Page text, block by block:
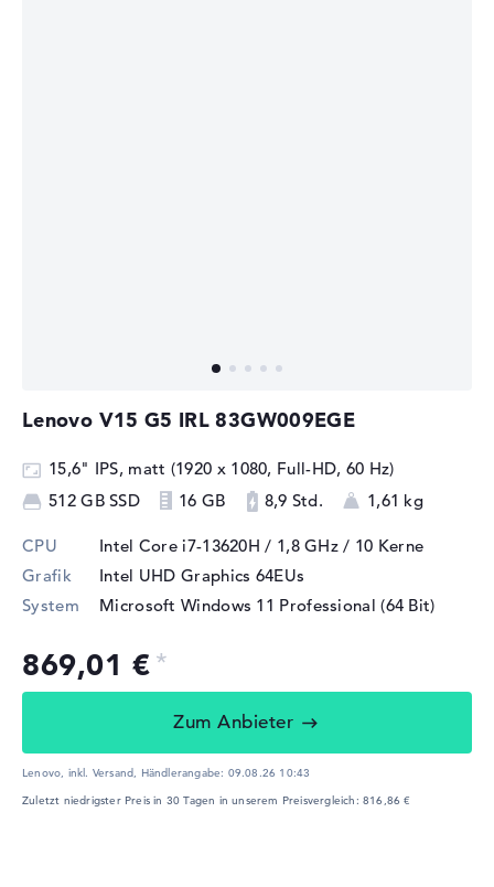
Lenovo V15 G5 IRL 83GW009EGE
15,6" IPS, matt (1920 x 1080, Full-HD, 60 Hz)
512 GB SSD
16 GB 8,9 Std. 1,61 kg
CPU Intel Core i7-13620H / 1,8 GHz / 10 Kerne
Grafik
Intel UHD Graphics 64EUs
System
Microsoft Windows 11 Professional (64 Bit)
869,01 €
Zum Anbieter
Lenovo, inkl. Versand, Händlerangabe: 09.08.26 10:43
Zuletzt niedrigster Preis in 30 Tagen in unserem Preisvergleich: 816,86 €